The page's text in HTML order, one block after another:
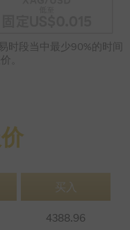
时段当中最少90%的时间
。
买入
4388.96